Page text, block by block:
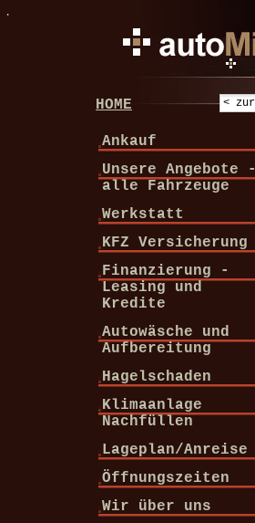
.
HOME
Ankauf
Unsere Angebote -
alle Fahrzeuge
Werkstatt
KFZ Versicherung
Finanzierung -
Leasing und
Kredite
Autowäsche und
Aufbereitung
Hagelschaden
Klimaanlage
Nachfüllen
Lageplan/Anreise
Öffnungszeiten
Wir über uns